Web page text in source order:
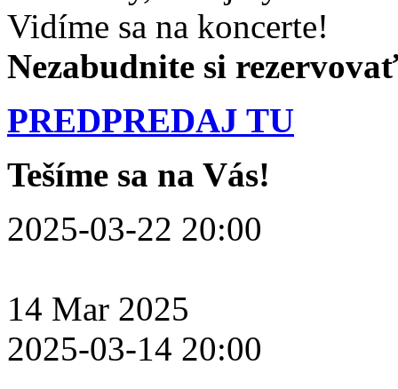
Vidíme sa na koncerte!
Nezabudnite si
PREDPREDAJ TU
Tešíme sa na Vás!
2025-03-22 20:00
14 Mar 2025
2025-03-14 20:00